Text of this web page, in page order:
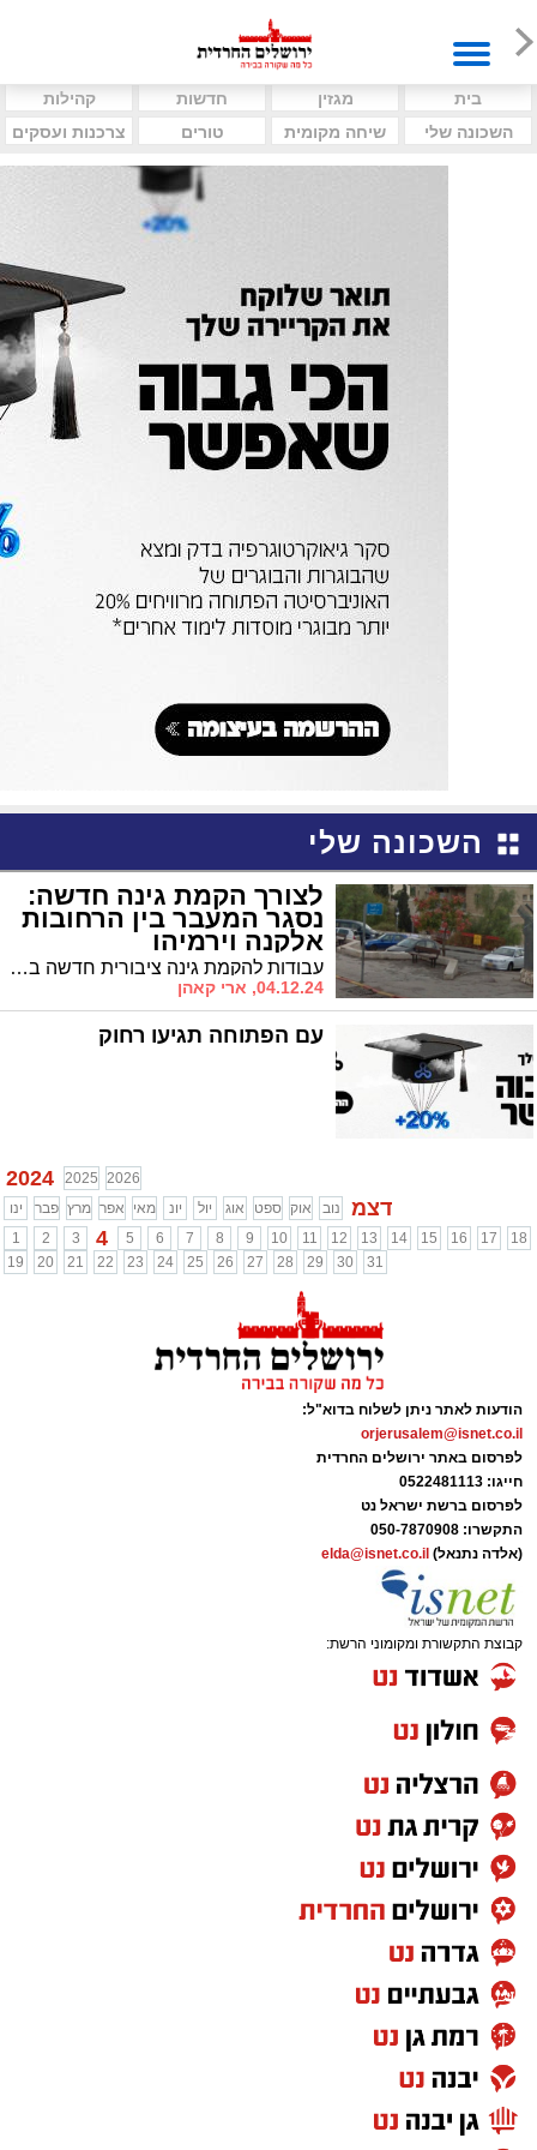
בית מגזין חדשות
קהילות
השכונה שלי
שיחה מקומית טורים צרכנות ועסקים
השכונה שלי
לצורך הקמת גינה חדשה:
נסגר המעבר בין הרחובות
אלקנה וירמיהו
עבודות להקמת גינה ציבורית חדשה ברחוב אלקנה יחלו בשבוע הבא ויימשכו כחודש. במהלך העבודות ייחסם שביל הולכי הרגל המחבר בין רחוב אלקנה לרחוב ירמיהו, והציבור יופנה למעבר חלופי דרך המדרגות הסמוכות
04.12.24, ארי קאהן
עם הפתוחה תגיעו רחוק
2024 2025 2026
ינו
פבר מרץ אפר מאי יונ יול אוג ספט אוק נוב דצמ
1 2 3 4 5 6 7 8 9 10 11 12 13 14 15 16 17
18
19
20 21 22 23 24 25 26 27 28 29 30 31
הודעות לאתר ניתן לשלוח בדוא"ל:
orjerusalem@isnet.co.il
לפרסום באתר ירושלים החרדית
חייגו: 0522481113
לפרסום ברשת ישראל נט
התקשרו: 050-7870908
(אלדה נתנאל) elda@isnet.co.il
קבוצת התקשורת ומקומוני הרשת: